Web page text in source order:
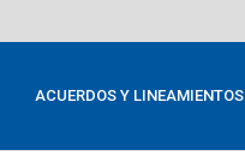
ACUERDOS Y LINEAMIENTOS